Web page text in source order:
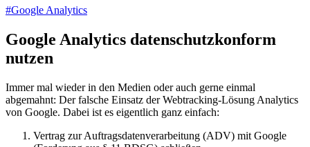
#Google Analytics
Google Analytics datenschutzkonform
nutzen
Immer mal wieder in den Medien oder auch gerne einmal
abgemahnt: Der falsche Einsatz der Webtracking-Lösung Analytics
von Google. Dabei ist es eigentlich ganz einfach:
Vertrag zur Auftragsdatenverarbeitung (ADV) mit Google